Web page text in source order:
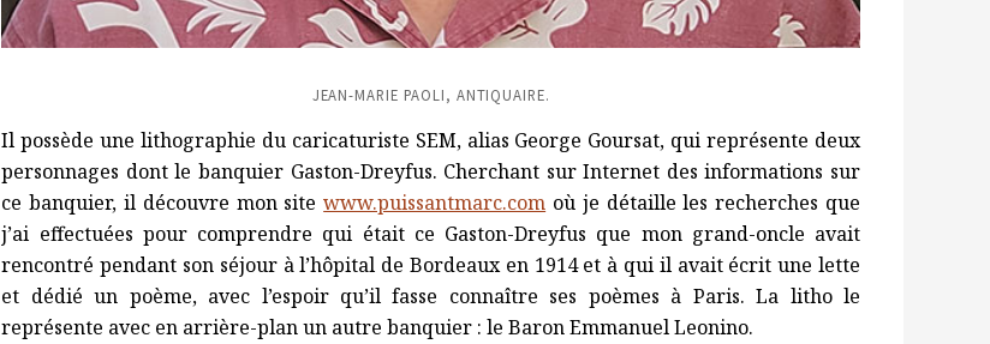
JEAN-MARIE PAOLI, ANTIQUAIRE.
Il possède une lithographie du caricaturiste SEM, alias George Goursat, qui représente deux
personnages dont le banquier Gaston-Dreyfus. Cherchant sur Internet des informations sur
ce banquier, il découvre mon sitewww.puissantmarc.com où je détaille les recherches que
j’ai effectuées pour comprendre qui était ce Gaston-Dreyfus que mon grand-oncle avait
rencontré pendant son séjour à l’hôpital de Bordeaux en 1914 et à qui il avait écrit une lette
et dédié un poème, avec l’espoir qu’il fasse connaître ses poèmes à Paris. La litho le
représente avec en arrière-plan un autre banquier : le Baron Emmanuel Leonino.